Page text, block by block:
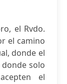
el Rvdo.
el camino
donde el
solo
el